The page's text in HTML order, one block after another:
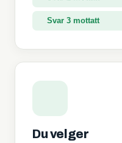
Svar 3 mottatt
Du velger